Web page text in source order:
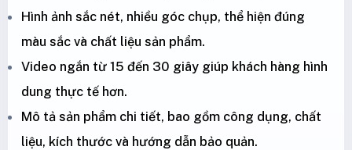
Hình ảnh sắc nét, nhiều góc chụp, thể hiện đúng
màu sắc và chất liệu sản phẩm.
Video ngắn từ 15 đến 30 giây giúp khách hàng hình
dung thực tế hơn.
Mô tả sản phẩm chi tiết, bao gồm công dụng, chất
liệu, kích thước và hướng dẫn bảo quản.